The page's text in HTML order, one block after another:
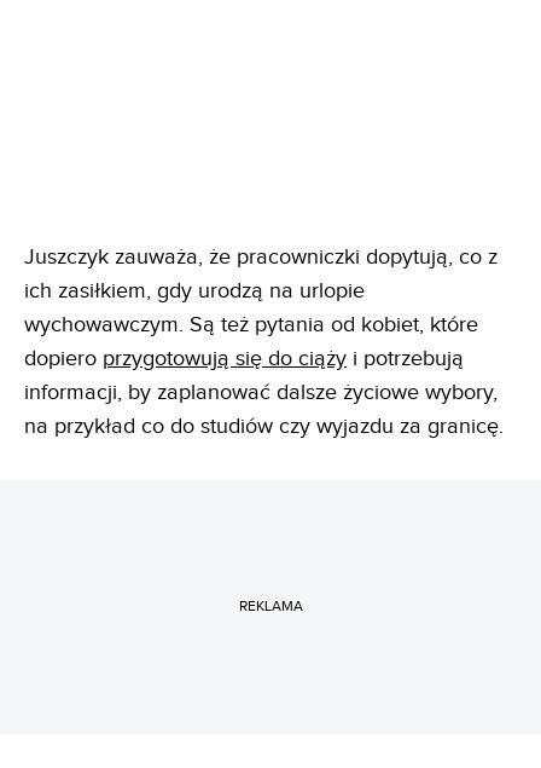
Juszczyk zauważa, że pracowniczki dopytują, co z
ich zasiłkiem, gdy urodzą na urlopie
wychowawczym. Są też pytania od kobiet, które
dopiero przygotowują się do ciąży i potrzebują
informacji, by zaplanować dalsze życiowe wybory,
na przykład co do studiów czy wyjazdu za granicę.
REKLAMA